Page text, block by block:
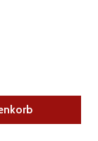
Wert